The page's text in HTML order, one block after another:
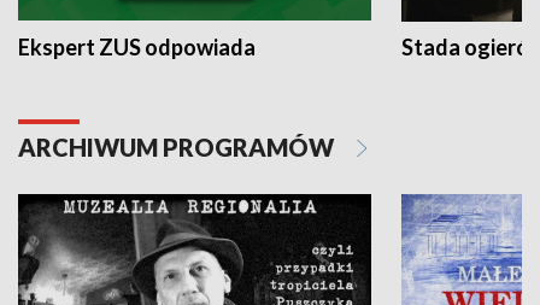
Ekspert ZUS odpowiada Stada
ARCHIWUM PROGRAMÓW